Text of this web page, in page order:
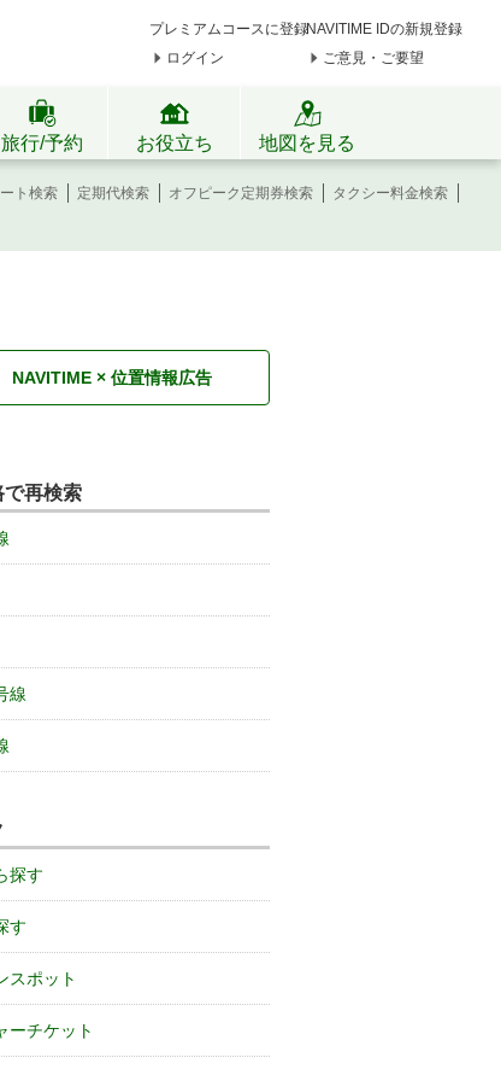
プレミアムコースに登録NAVITIME IDの新規登録
ログイン
ご意見・ご要望
旅行/予約 お役立ち 地図を見る
ト検索 定期代検索 オフピーク定期券検索
タクシー料金検索
NAVITIME × 位置情報広告
で再検索
線
探す
す
スポット
ーチケット